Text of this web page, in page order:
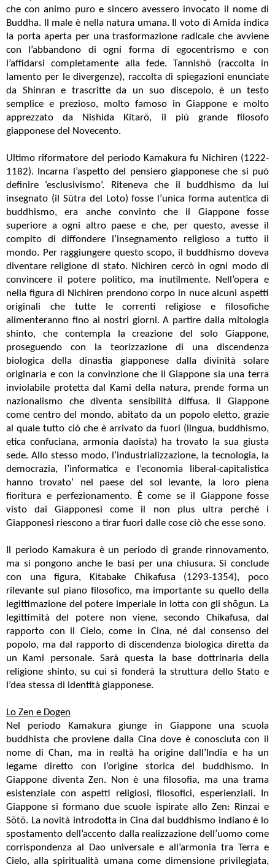
che con animo puro e sincero avessero invocato il nome di
Buddha. Il male è nella natura umana. Il voto di Amida indica
la porta aperta per una trasformazione radicale che avviene
con l’abbandono di ogni forma di egocentrismo e con
l’affidarsi completamente alla fede. Tannishō (raccolta in
lamento per le divergenze), raccolta di spiegazioni enunciate
da Shinran e trascritte da un suo discepolo, è un testo
semplice e prezioso, molto famoso in Giappone e molto
apprezzato da Nishida Kitarō, il più grande filosofo
giapponese del Novecento.
Ultimo riformatore del periodo Kamakura fu Nichiren (1222-
1182). Incarna l’aspetto del pensiero giapponese che si può
definire ‘esclusivismo’. Riteneva che il buddhismo da lui
insegnato (il Sūtra del Loto) fosse l’unica forma autentica di
buddhismo, era anche convinto che il Giappone fosse
superiore a ogni altro paese e che, per questo, avesse il
compito di diffondere l’insegnamento religioso a tutto il
mondo. Per raggiungere questo scopo, il buddhismo doveva
diventare religione di stato. Nichiren cercò in ogni modo di
convincere il potere politico, ma inutilmente. Nell’opera e
nella figura di Nichiren prendono corpo in nuce alcuni aspetti
originali che tutte le correnti religiose e filosofiche
alimenteranno fino ai nostri giorni. A partire dalla mitologia
shinto, che contempla la creazione del solo Giappone,
proseguendo con la teorizzazione di una discendenza
biologica della dinastia giapponese dalla divinità solare
originaria e con la convinzione che il Giappone sia una terra
inviolabile protetta dal Kami della natura, prende forma un
nazionalismo che diventa sensibilità diffusa. Il Giappone
come centro del mondo, abitato da un popolo eletto, grazie
al quale tutto ciò che è arrivato da fuori (lingua, buddhismo,
etica confuciana, armonia daoista) ha trovato la sua giusta
sede. Allo stesso modo, l’industrializzazione, la tecnologia, la
democrazia, l’informatica e l’economia liberal-capitalistica
hanno trovato’ nel paese del sol levante, la loro piena
fioritura e perfezionamento. È come se il Giappone fosse
visto dai Giapponesi come il non plus ultra perché i
Giapponesi riescono a tirar fuori dalle cose ciò che esse sono.
Il periodo Kamakura è un periodo di grande rinnovamento,
ma si pongono anche le basi per una chiusura. Si conclude
con una figura, Kitabake Chikafusa (1293-1354), poco
rilevante sul piano filosofico, ma importante su quello della
legittimazione del potere imperiale in lotta con gli shōgun. La
legittimità del potere non viene, secondo Chikafusa, dal
rapporto con il Cielo, come in Cina, né dal consenso del
popolo, ma dal rapporto di discendenza biologica diretta da
un Kami personale. Sarà questa la base dottrinaria della
religione shinto, su cui si fonderà la struttura dello Stato e
l’dea stessa di identità giapponese.
Lo Zen e Dogen
Nel periodo Kamakura giunge in Giappone una scuola
buddhista che proviene dalla Cina dove è conosciuta con il
nome di Chan, ma in realtà ha origine dall’India e ha un
legame diretto con l’origine storica del buddhismo. In
Giappone diventa Zen. Non è una filosofia, ma una trama
esistenziale con aspetti religiosi, filosofici, esperienziali. In
Giappone si formano due scuole ispirate allo Zen: Rinzai e
Sōtō. La novità introdotta in Cina dal buddhismo indiano è lo
spostamento dell’accento dalla realizzazione dell’uomo come
corrispondenza al Dao universale e all’armonia tra Terra e
Cielo, alla spiritualità umana come dimensione privilegiata,